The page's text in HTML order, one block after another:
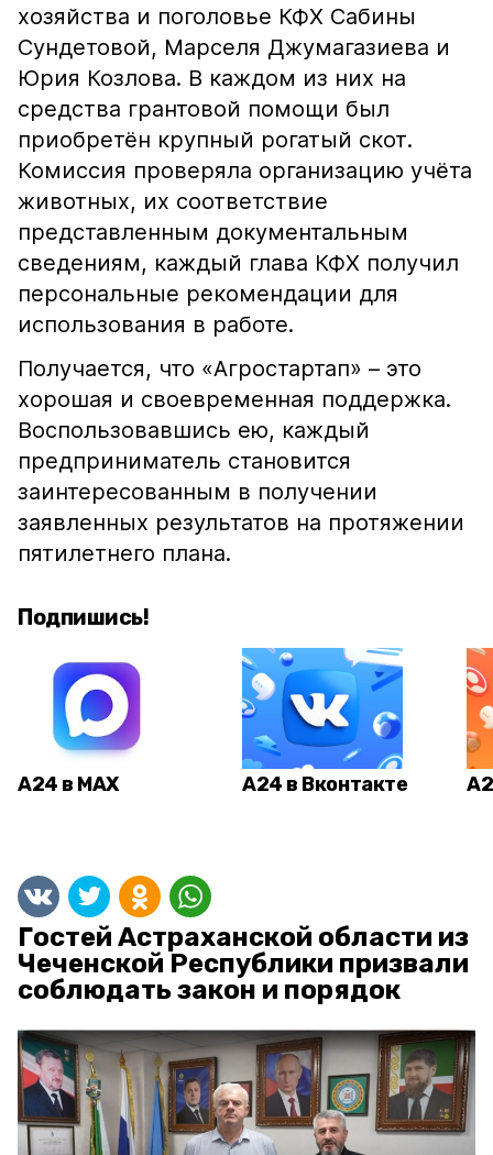
хозяйства и поголовье КФХ Сабины
Сундетовой, Марселя Джумагазиева и
Юрия Козлова. В каждом из них на
средства грантовой помощи был
приобретён крупный рогатый скот.
Комиссия проверяла организацию учёта
животных, их соответствие
представленным документальным
сведениям, каждый глава КФХ получил
персональные рекомендации для
использования в работе.
Получается, что «Агростартап» – это
хорошая и своевременная поддержка.
Воспользовавшись ею, каждый
предприниматель становится
заинтересованным в получении
заявленных результатов на протяжении
пятилетнего плана.
Подпишись!
А24 в MAX А24 в Вконтакте
Гостей Астраханской области из
Чеченской Республики призвали
соблюдать закон и порядок